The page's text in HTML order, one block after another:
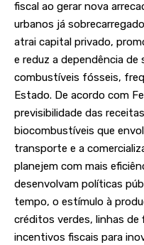
fiscal ao gerar nova
urbanos já
atrai capital privado,
e reduz a dependência
combustíveis fósseis,
Estado. De acordo com
previsibilidade das
biocombustíveis que
transporte e a
planejem com mais
desenvolvam políticas
tempo, o estímulo à
créditos verdes, linhas de
incentivos fiscais para